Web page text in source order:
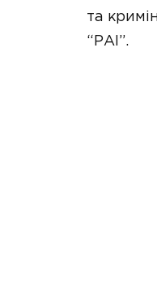
та
“РАІ”.